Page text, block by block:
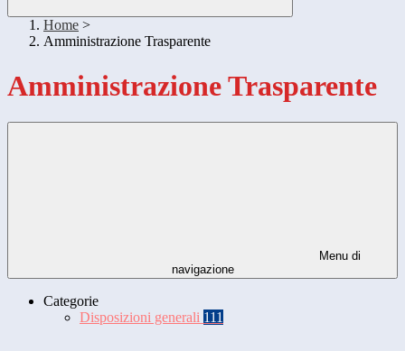
Home >
Amministrazione Trasparente
Amministrazione Trasparente
Menu di
navigazione
Categorie
Disposizioni generali 111